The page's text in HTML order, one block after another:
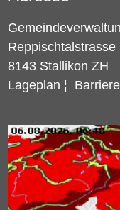
Reppischtalstrasse
8143 Stallikon ZH
Lageplan ¦